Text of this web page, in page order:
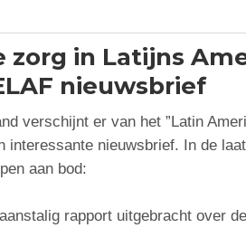
in Latijns
nieuwsbrief
verschijnt er van het ”Latin
interessante nieuwsbrief. In de
aan bod:
rapport uitgebracht over